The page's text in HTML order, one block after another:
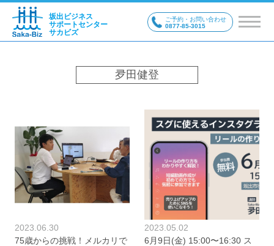
坂出ビジネス
サポートセンター
サカビズ
ご予約・お問い合わせ
0877-85-3015
夛田健登
2023.06.30
75歳からの挑戦！メルカリで
2023.05.02
6月9日(金) 15:00〜16:30 ス